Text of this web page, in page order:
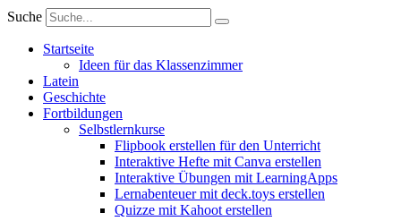
Suche
Startseite
Ideen für das Klassenzimmer
Latein
Geschichte
Fortbildungen
Selbstlernkurse
Flipbook erstellen für den Unterricht
Interaktive Hefte mit Canva erstellen
Interaktive Übungen mit LearningApps
Lernabenteuer mit deck.toys erstellen
Quizze mit Kahoot erstellen